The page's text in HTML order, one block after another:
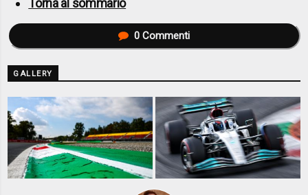
Torna al sommario
0Commenti
GALLERY